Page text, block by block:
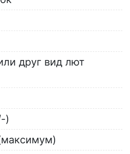
друг вид лют
)